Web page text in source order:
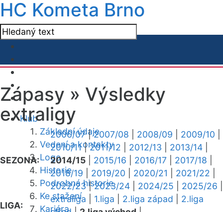
HC Kometa Brno
Klub
Základní údaje
Vedení a kontakty
Logo
Historie
Podrobná historie
Ke stažení
Kariéra
Zápasy » Výsledky
extraligy
SEZONA:
2006/07|2007/08 2008/09 2009/10
2010/11|2011/12 2012/13 2013/14
2014/15
2015/16 2016/17 2017/18
2018/19
2019/20 2020/21 2021/22
2022/23|2023/24 2024/25 2025/26
LIGA:
extraliga 1.liga 2.liga západ
2.liga